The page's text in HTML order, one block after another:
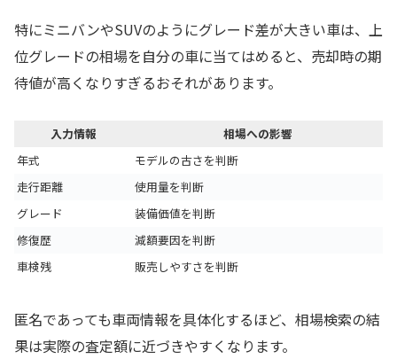
特にミニバンやSUVのようにグレード差が大きい車は、上
位グレードの相場を自分の車に当てはめると、売却時の期
待値が高くなりすぎるおそれがあります。
入力情報
相場への影響
年式
モデルの古さを判断
走行距離
使用量を判断
グレード
装備価値を判断
修復歴
減額要因を判断
車検残
販売しやすさを判断
匿名であっても車両情報を具体化するほど、相場検索の結
果は実際の査定額に近づきやすくなります。